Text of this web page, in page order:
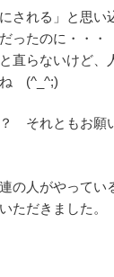
される」と思
ったのに・・・
直らないけど、
ね (^_^;)
それともお願
の人がやってい
ただきました。